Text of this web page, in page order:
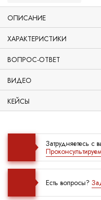
ОПИСАНИЕ
ХАРАКТЕРИСТИКИ
ВОПРОС-ОТВЕТ
ВИДЕО
КЕЙСЫ
Затрудняетесь с
Есть вопросы?